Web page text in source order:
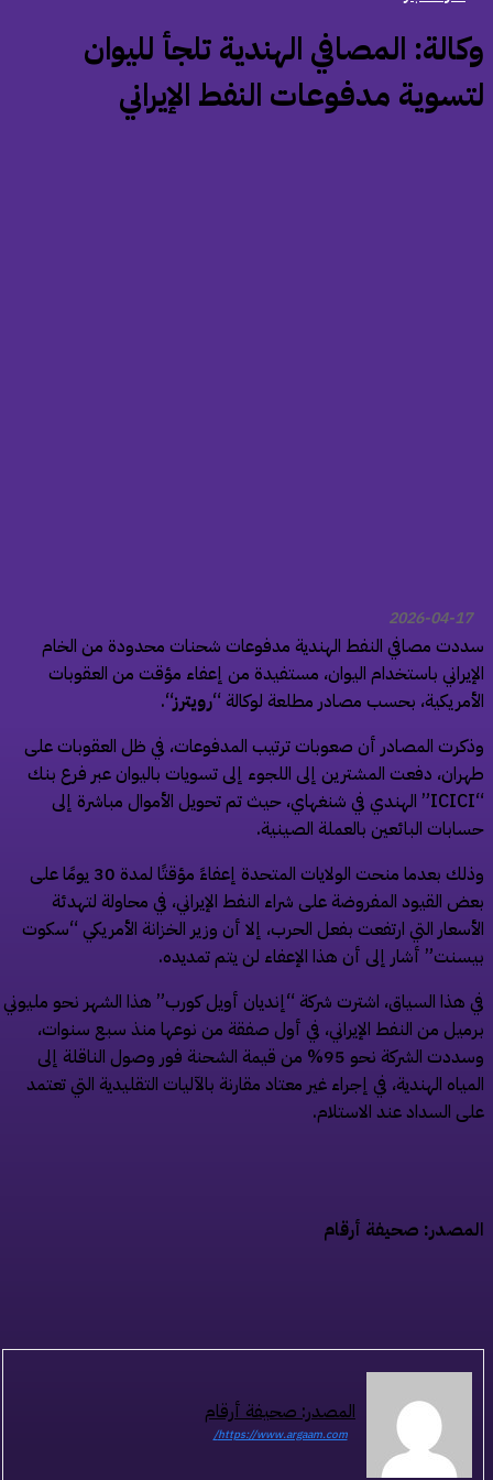
المصافي الهندية تلجأ لليوان
مدفوعات النفط الإيراني
2026-04-17
مصافي النفط الهندية مدفوعات شحنات محدودة من الخام
باستخدام اليوان، مستفيدة من إعفاء مؤقت من العقوبات
بحسب مصادر مطلعة لوكالة “رويترز“.
المصادر أن صعوبات ترتيب المدفوعات، في ظل العقوبات على
دفعت المشترين إلى اللجوء إلى تسويات باليوان عبر فرع بنك
“ICICI” الهندي في شنغهاي، حيث تم تحويل الأموال مباشرة إلى
البائعين بالعملة الصينية.
وذلك بعدما منحت الولايات المتحدة إعفاءً مؤقتًا لمدة 30 يومًا على
القيود المفروضة على شراء النفط الإيراني، في محاولة لتهدئة
التي ارتفعت بفعل الحرب، إلا أن وزير الخزانة الأمريكي “سكوت
أشار إلى أن هذا الإعفاء لن يتم تمديده.
هذا السياق، اشترت شركة “إنديان أويل كورب” هذا الشهر نحو مليوني
من النفط الإيراني، في أول صفقة من نوعها منذ سبع سنوات،
وسددت الشركة نحو 95% من قيمة الشحنة فور وصول الناقلة إلى
الهندية، في إجراء غير معتاد مقارنة بالآليات التقليدية التي تعتمد
السداد عند الاستلام.
صحيفة أرقام
المصدر: صحيفة أرقام
https://www.argaam.com/